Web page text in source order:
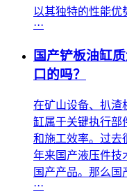
以其独特的性能优
···
国产铲板油缸
口的吗？
在矿山设备、扒渣
缸属于关键执行部
和施工效率。过去
年来国产液压件技
国产产品。那么
···